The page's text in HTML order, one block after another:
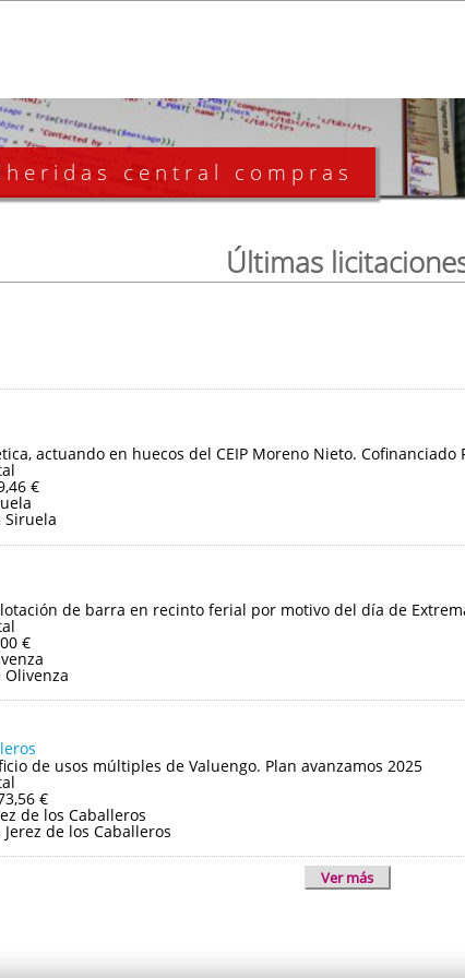
central compras
Últimas
actuando en huecos del CEIP Moreno Nieto. Cofinanciado
€
de barra en recinto ferial por motivo del día de
€
de usos múltiples de Valuengo. Plan avanzamos 2025
€
de los Caballeros
de los Caballeros
Ver más